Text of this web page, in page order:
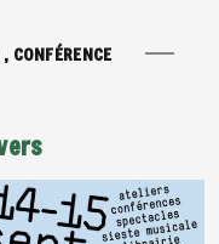
CONFÉRENCE